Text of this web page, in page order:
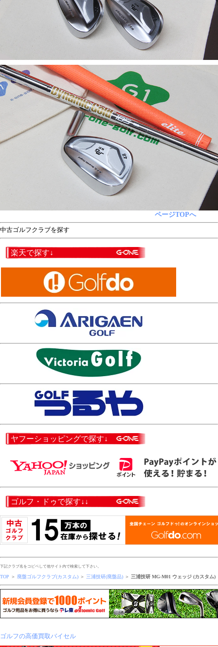
ページTOPへ
中古ゴルフクラブを探す
楽天で探す↓
ヤフーショッピングで探す↓
ゴルフ・ドゥで探す↓↓
下記クラブ名をコピペして他サイト内で検索して下さい。
TOP ＞ 廃盤ゴルフクラブ(カスタム) ＞ 三浦技研(廃盤品) ＞ 三浦技研 MG-M01 ウェッジ (カスタム)
ゴルフの高価買取バイセル